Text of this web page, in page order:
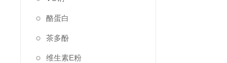
酪蛋白
茶多酚
维生素E粉